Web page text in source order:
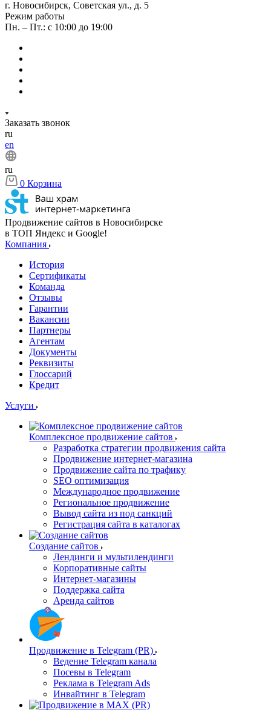
г. Новосибирск, Советская ул., д. 5
Режим работы
Пн. – Пт.: с 10:00 до 19:00
Заказать звонок
ru
en
ru
0 Корзина
Продвижение сайтов в Новосибирске
в ТОП Яндекс и Google!
Компания
История
Сертификаты
Команда
Отзывы
Гарантии
Вакансии
Партнеры
Агентам
Документы
Реквизиты
Глоссарий
Кредит
Услуги
Комплексное продвижение сайтов
Разработка стратегии продвижения сайта
Продвижение интернет-магазина
Продвижение сайта по трафику
SEO оптимизация
Международное продвижение
Региональное продвижение
Вывод сайта из под санкций
Регистрация сайта в каталогах
Создание сайтов
Лендинги и мультилендинги
Корпоративные сайты
Интернет-магазины
Поддержка сайта
Аренда сайтов
Продвижение в Telegram (PR)
Ведение Telegram канала
Посевы в Telegram
Реклама в Telegram Ads
Инвайтинг в Telegram